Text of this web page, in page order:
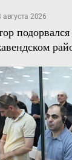
августа 2026